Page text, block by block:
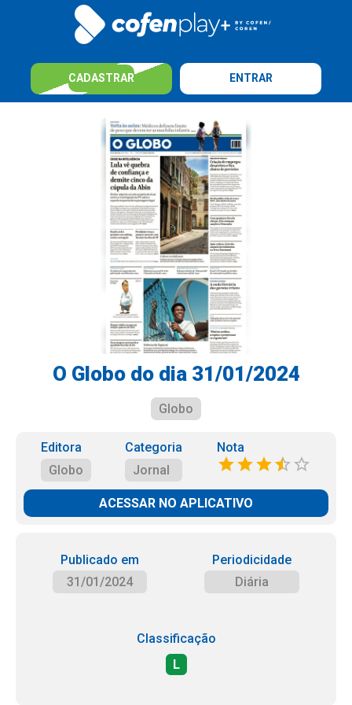
CADASTRAR ENTRAR
O Globo do dia 31/01/2024
Globo
Editora
Globo
Categoria
Jornal
Nota
ACESSAR NO APLICATIVO
Publicado em
31/01/2024
Periodicidade
Diária
Classificação
L